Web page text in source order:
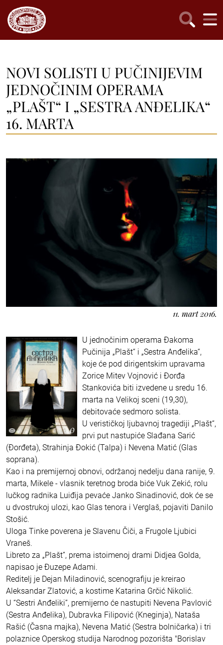
NOVI SOLISTI U PUČINIJEVIM
JEDNOČINIM OPERAMA
„PLAŠT“ I „SESTRA ANĐELIKA“
16. MARTA
11. mart 2016.
U jednočinim operama Đakoma
Pučinija „Plašt“ i „Sestra Anđelika“,
koje će pod dirigentskim upravama
Zorice Mitev Vojnović i Đorđa
Stankovića biti izvedene u sredu 16.
marta na Velikoj sceni (19,30),
debitovaće sedmoro solista.
U verističkoj ljubavnoj tragediji „Plašt“,
prvi put nastupiće Slađana Sarić
(Đorđeta), Strahinja Đokić (Talpa) i Nevena Matić (Glas
soprana).
Kao i na premijernoj obnovi, održanoj nedelju dana ranije, 9.
marta, Mikele - vlasnik teretnog broda biće Vuk Zekić, rolu
lučkog radnika Luiđija pevaće Janko Sinadinović, dok će se
u dvostrukoj ulozi, kao Glas tenora i Verglaš, pojaviti Danilo
Stošić.
Uloga Tinke poverena je Slavenu Čiči, a Frugole Ljubici
Vraneš.
Libreto za „Plašt”, prema istoimenoj drami Didjea Golda,
napisao je Đuzepe Adami.
Reditelj je Dejan Miladinović, scenografiju je kreirao
Aleksandar Zlatović, a kostime Katarina Grčić Nikolić.
U “Sestri Anđeliki”, premijerno će nastupiti Nevena Pavlović
(Sestra Anđelika), Dubravka Filipović (Kneginja), Nataša
Rašić (Časna majka), Nevena Matić (Sestra bolničarka) i tri
polaznice Operskog studija Narodnog pozorišta "Borislav